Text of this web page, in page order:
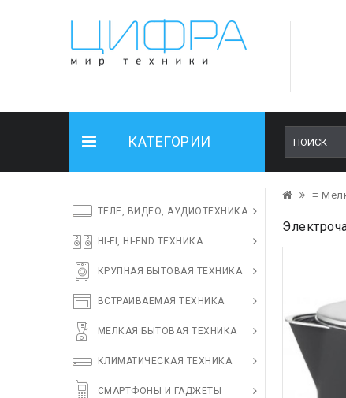
КАТЕГОРИИ
ТЕЛЕ, ВИДЕО, АУДИОТЕХНИКА
HI-FI, HI-END ТЕХНИКА
КРУПНАЯ БЫТОВАЯ ТЕХНИКА
ВСТРАИВАЕМАЯ ТЕХНИКА
МЕЛКАЯ БЫТОВАЯ ТЕХНИКА
КЛИМАТИЧЕСКАЯ ТЕХНИКА
СМАРТФОНЫ И ГАДЖЕТЫ
≡